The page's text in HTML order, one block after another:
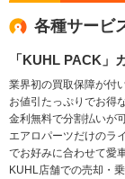
各種サービ
「KUHL PACK」
業界初の買取保障が付
お値引たっぷりでお得
金利無料で分割払いが
エアロパーツだけのラ
でお好みに合わせて愛
KUHL店舗での売却・